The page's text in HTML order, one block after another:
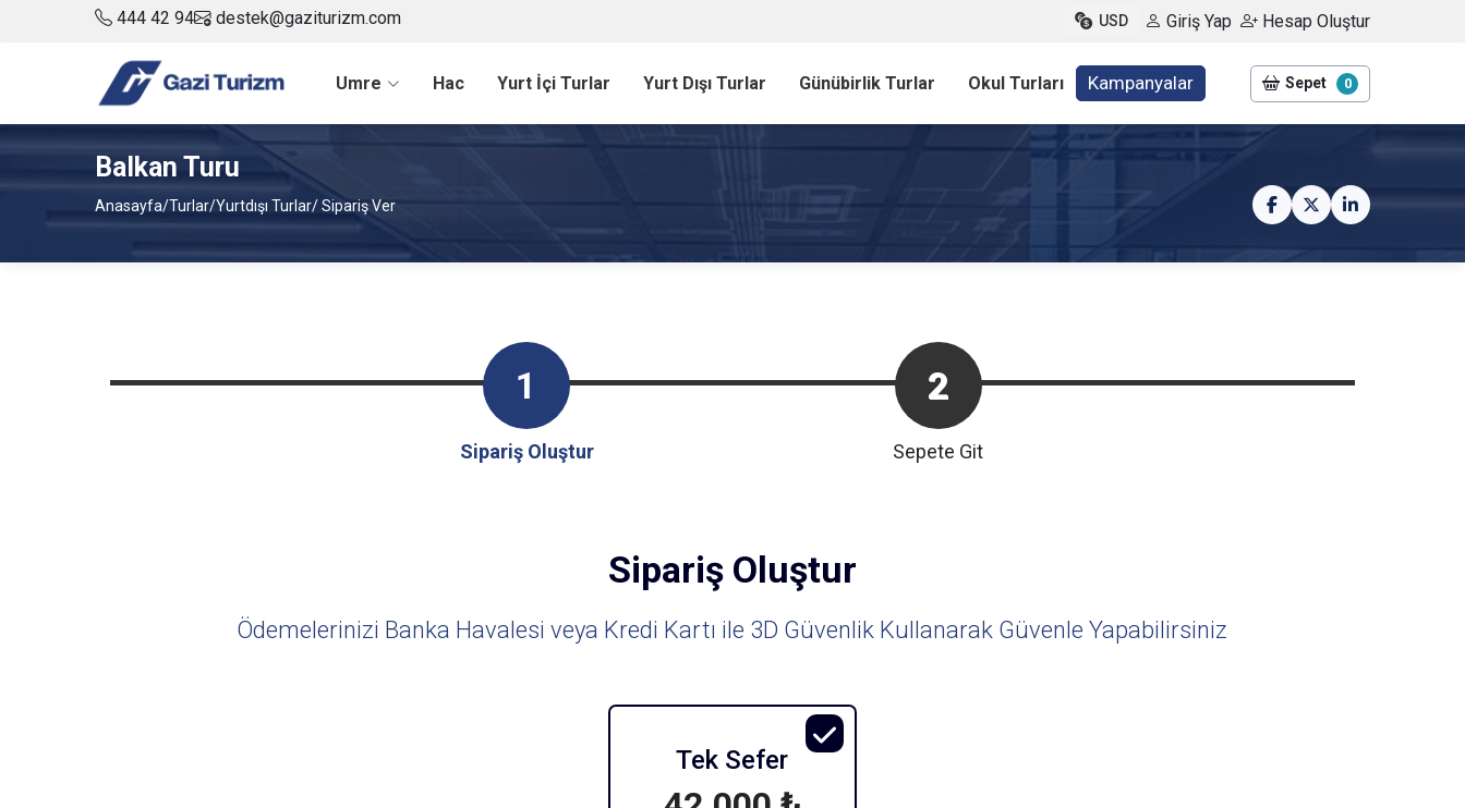
444 42 94 destek@gaziturizm.com USD Giriş Yap Hesap Oluştur
Umre Hac Yurt İçi Turlar Yurt Dışı Turlar Günübirlik Turlar Okul Turları Kampanyalar Sepet 0
Balkan Turu
Anasayfa/Turlar/Yurtdışı Turlar/ Sipariş Ver
1
Sipariş Oluştur
2
Sepete Git
Sipariş Oluştur
Ödemelerinizi Banka Havalesi veya Kredi Kartı ile 3D Güvenlik Kullanarak Güvenle Yapabilirsiniz
Tek Sefer